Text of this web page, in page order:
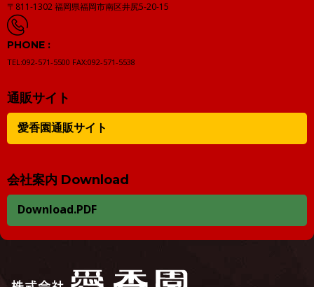
〒811-1302福岡県福岡市南区井尻5-20-15
PHONE :
TEL:092-571-5500 FAX:092-571-5538
通販サイト
愛香園通販サイト
会社案内 Download
Download.PDF